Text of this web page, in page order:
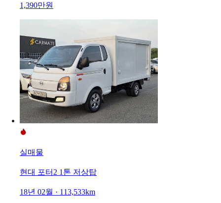
1,390만원
실매물
현대 포터2 1톤 저상탑
18년 02월 · 113,533km